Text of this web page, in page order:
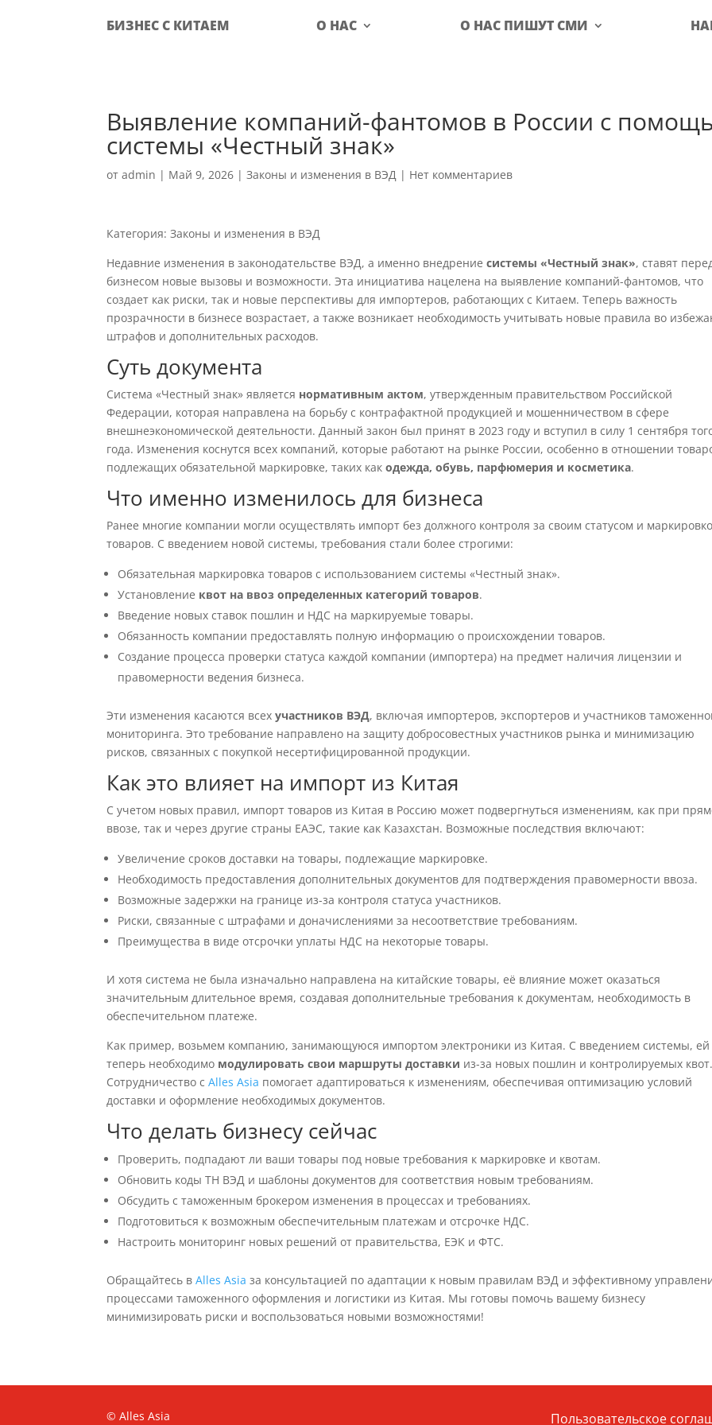
БИЗНЕС С КИТАЕМ О НАС О НАС ПИШУТ СМИ
Выявление компаний-фантомов в России с
системы «Честный знак»
отadmin | Май 9, 2026 |Законы и изменения в ВЭД | Нет комментариев
Категория: Законы и изменения в ВЭД
Недавние изменения в законодательстве ВЭД, а именно внедрениесистемы «Честный знак», ставят
бизнесом новые вызовы и возможности. Эта инициатива нацелена на выявление компаний-фантомов, что
создает как риски, так и новые перспективы для импортеров, работающих с Китаем. Теперь важность
прозрачности в бизнесе возрастает, а также возникает необходимость учитывать новые правила во
штрафов и дополнительных расходов.
Суть документа
Система «Честный знак» является нормативным актом, утвержденным правительством Российской
Федерации, которая направлена на борьбу с контрафактной продукцией и мошенничеством в сфере
внешнеэкономической деятельности. Данный закон был принят в 2023 году и вступил в силу 1 сентября
года. Изменения коснутся всех компаний, которые работают на рынке России, особенно в отношении
подлежащих обязательной маркировке, таких какодежда, обувь, парфюмерия и косметика.
Что именно изменилось для бизнеса
Ранее многие компании могли осуществлять импорт без должного контроля за своим статусом и
товаров. С введением новой системы, требования стали более строгими:
Обязательная маркировка товаров с использованием системы «Честный знак».
Установление квот на ввоз определенных категорий товаров.
Введение новых ставок пошлин и НДС на маркируемые товары.
Обязанность компании предоставлять полную информацию о происхождении товаров.
Создание процесса проверки статуса каждой компании (импортера) на предмет наличия лицензии и
правомерности ведения бизнеса.
Эти изменения касаются всехучастников ВЭД, включая импортеров, экспортеров и участников
мониторинга. Это требование направлено на защиту добросовестных участников рынка и минимизацию
рисков, связанных с покупкой несертифицированной продукции.
Как это влияет на импорт из Китая
С учетом новых правил, импорт товаров из Китая в Россию может подвергнуться изменениям, как при
ввозе, так и через другие страны ЕАЭС, такие как Казахстан. Возможные последствия включают:
Увеличение сроков доставки на товары, подлежащие маркировке.
Необходимость предоставления дополнительных документов для подтверждения правомерности ввоза.
Возможные задержки на границе из-за контроля статуса участников.
Риски, связанные с штрафами и доначислениями за несоответствие требованиям.
Преимущества в виде отсрочки уплаты НДС на некоторые товары.
И хотя система не была изначально направлена на китайские товары, её влияние может оказаться
значительным длительное время, создавая дополнительные требования к документам, необходимость в
обеспечительном платеже.
Как пример, возьмем компанию, занимающуюся импортом электроники из Китая. С введением системы, ей
теперь необходимо модулировать свои маршруты доставки из-за новых пошлин и контролируемых квот.
Сотрудничество сAlles Asia помогает адаптироваться к изменениям, обеспечивая оптимизацию условий
доставки и оформление необходимых документов.
Что делать бизнесу сейчас
Проверить, подпадают ли ваши товары под новые требования к маркировке и квотам.
Обновить коды ТН ВЭД и шаблоны документов для соответствия новым требованиям.
Обсудить с таможенным брокером изменения в процессах и требованиях.
Подготовиться к возможным обеспечительным платежам и отсрочке НДС.
Настроить мониторинг новых решений от правительства, ЕЭК и ФТС.
Обращайтесь вAlles Asia за консультацией по адаптации к новым правилам ВЭД и эффективному
процессами таможенного оформления и логистики из Китая. Мы готовы помочь вашему бизнесу
минимизировать риски и воспользоваться новыми возможностями!
© Alles Asia Пользовательское